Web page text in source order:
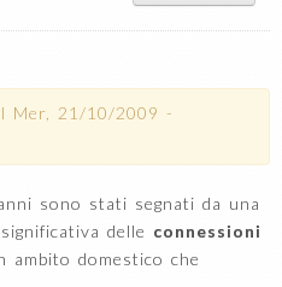
Mer, 21/10/2009 -
sono stati segnati da una
delle connessioni
ambito domestico che